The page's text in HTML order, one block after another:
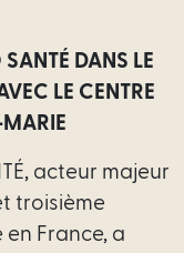
Employment
Real
estate
Tech
-
Data
DANS LE
LE CENTRE
MARIE
acteur majeur
troisième
France, a